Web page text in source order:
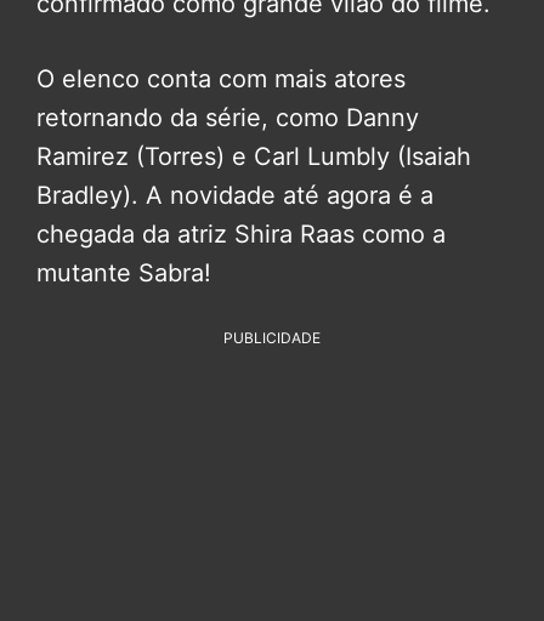
O elenco conta com mais atores
retornando da série, como Danny
Ramirez (Torres) e Carl Lumbly (Isaiah
Bradley). A novidade até agora é a
chegada da atriz Shira Raas como a
mutante Sabra!
PUBLICIDADE